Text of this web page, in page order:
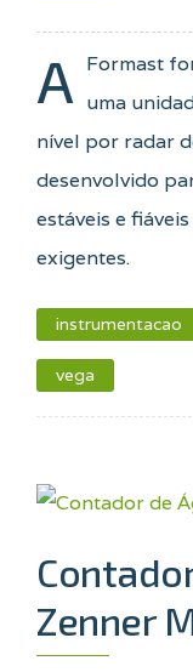
A Formast
uma
nível por radar
desenvolvido
estáveis e
exigentes.
instrumentacao
vega
Zenner